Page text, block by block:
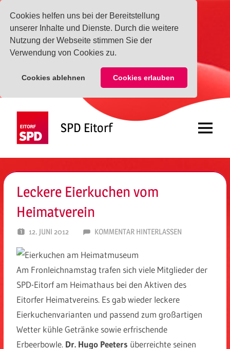
Cookies helfen uns bei der Bereitstellung
unserer Inhalte und Dienste. Durch die weitere
Nutzung der Webseite stimmen Sie der
Verwendung von Cookies zu.
Cookies ablehnen Cookies erlauben
springen
SPD Eitorf Menü
Leckere Eierkuchen vom
Heimatverein
12. JUNI 2012 SPD EITORF
KOMMENTAR HINTERLASSEN
Am Fronleichnamstag trafen sich viele Mitglieder der
SPD-Eitorf am Heimathaus bei den Aktiven des
Eitorfer Heimatvereins. Es gab wieder leckere
Eierkuchenvarianten und passend zum großartigen
Wetter kühle Getränke sowie erfrischende
Erbeerbowle. Dr. Hugo Peeters überreichte seinen